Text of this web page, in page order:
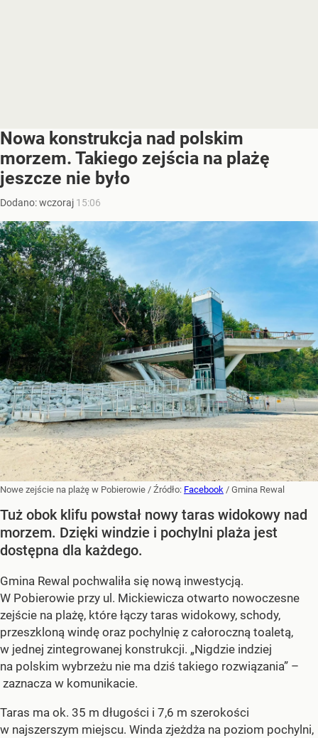
Nowa konstrukcja nad polskim
morzem. Takiego zejścia na plażę
jeszcze nie było
Dodano:wczoraj 15:06
Nowe zejście na plażę w Pobierowie / Źródło: Facebook / Gmina Rewal
Tuż obok klifu powstał nowy taras widokowy nad
morzem. Dzięki windzie i pochylni plaża jest
dostępna dla każdego.
Gmina Rewal pochwaliła się nową inwestycją.
W Pobierowie przy ul. Mickiewicza otwarto nowoczesne
zejście na plażę, które łączy taras widokowy, schody,
przeszkloną windę oraz pochylnię z całoroczną toaletą,
w jednej zintegrowanej konstrukcji. „Nigdzie indziej
na polskim wybrzeżu nie ma dziś takiego rozwiązania” –
zaznacza w komunikacie.
Taras ma ok. 35 m długości i 7,6 m szerokości
w najszerszym miejscu. Winda zjeżdża na poziom pochylni,